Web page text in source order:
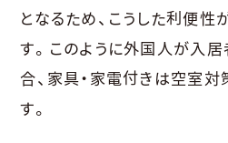
となるため、こうした利便性
す。このように外国人が入居
合、家具・家電付きは空室
す。